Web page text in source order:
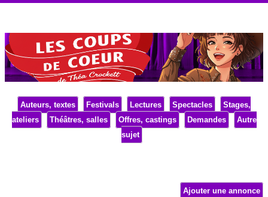
Auteurs, textes Festivals Lectures Spectacles
Stages,
ateliers
Théâtres, salles Offres, castings Demandes
Autre
sujet
Ajouter une annonce